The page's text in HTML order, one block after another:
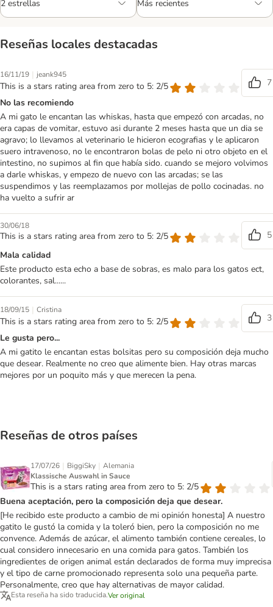
Reseñas locales destacadas
16/11/19 | jeank945
This is a stars rating area from zero to 5: 2/5
7
No las recomiendo
A mi gato le encantan las whiskas, hasta que empezó con arcadas, no
era capas de vomitar, estuvo asi durante 2 meses hasta que un dia se
agravo; lo llevamos al veterinario le hicieron ecografias y le aplicaron
suero intravenoso, no le encontraron bolas de pelo ni otro objeto en el
intestino, no supimos al fin que había sido. cuando se mejoro volvimos
a darle whiskas, y empezo de nuevo con las arcadas; se las
suspendimos y las reemplazamos por mollejas de pollo cocinadas. no
ha vuelto a sufrir ar
30/06/18
This is a stars rating area from zero to 5: 2/5
5
Mala calidad
Este producto esta echo a base de sobras, es malo para los gatos ect,
colorantes, sal......
18/09/15 | Cristina
This is a stars rating area from zero to 5: 2/5
3
Le gusta pero...
A mi gatito le encantan estas bolsitas pero su composición deja mucho
que desear. Realmente no creo que alimente bien. Hay otras marcas
mejores por un poquito más y que merecen la pena.
Reseñas de otros países
17/07/26 | BiggiSky | Alemania
Klassische Auswahl in Sauce
This is a stars rating area from zero to 5: 2/5
Buena aceptación, pero la composición deja que desear.
[He recibido este producto a cambio de mi opinión honesta] A nuestro
gatito le gustó la comida y la toleró bien, pero la composición no me
convence. Además de azúcar, el alimento también contiene cereales, lo
cual considero innecesario en una comida para gatos. También los
ingredientes de origen animal están declarados de forma muy imprecisa
y el tipo de carne promocionado representa solo una pequeña parte.
Personalmente, creo que hay alternativas de mayor calidad.
Esta reseña ha sido traducida.Ver original